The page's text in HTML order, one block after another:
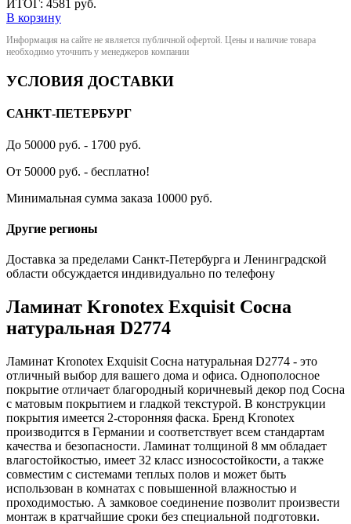
ИТОГ: 4581 руб.
В корзину
Информация на сайте не является публичной офертой. Цены и наличие товара
необходимо уточнить у менеджеров компании
УСЛОВИЯ ДОСТАВКИ
САНКТ-ПЕТЕРБУРГ
До 50000 руб. - 1700 руб.
От 50000 руб. - бесплатно!
Минимальная сумма заказа 10000 руб.
Другие регионы
Доставка за пределами Санкт-Петербурга и Ленинградской
области обсуждается индивидуально по телефону
Ламинат Kronotex Exquisit Сосна
натуральная D2774
Ламинат Kronotex Exquisit Сосна натуральная D2774 - это
отличный выбор для вашего дома и офиса. Однополосное
покрытие отличает благородный коричневый декор под Сосна
с матовым покрытием и гладкой текстурой. В конструкции
покрытия имеется 2-сторонняя фаска. Бренд Kronotex
производится в Германии и соответствует всем стандартам
качества и безопасности. Ламинат толщиной 8 мм обладает
влагостойкостью, имеет 32 класс износостойкости, а также
совместим с системами теплых полов и может быть
использован в комнатах с повышенной влажностью и
проходимостью. А замковое соединение позволит произвести
монтаж в кратчайшие сроки без специальной подготовки.